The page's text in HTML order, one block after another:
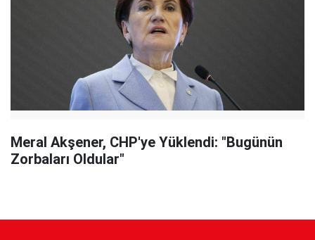
Meral Akşener, CHP'ye Yüklendi: "Bugünün
Zorbaları Oldular"